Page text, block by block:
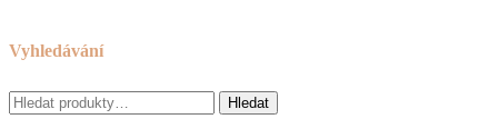
Vyhledávání
Hledat: Hledat